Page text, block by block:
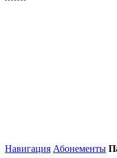
Навигация Абонементы